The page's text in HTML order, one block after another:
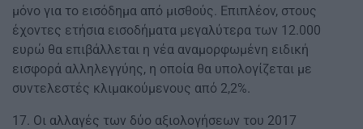
μόνο για το εισόδημα από μισθούς. Επιπλέον, στους
έχοντες ετήσια εισοδήματα μεγαλύτερα των 12.000
ευρώ θα επιβάλλεται η νέα αναμορφωμένη ειδική
εισφορά αλληλεγγύης, η οποία θα υπολογίζεται με
συντελεστές κλιμακούμενους από 2,2%.
17. Οι αλλαγές των δύο αξιολογήσεων του 2017